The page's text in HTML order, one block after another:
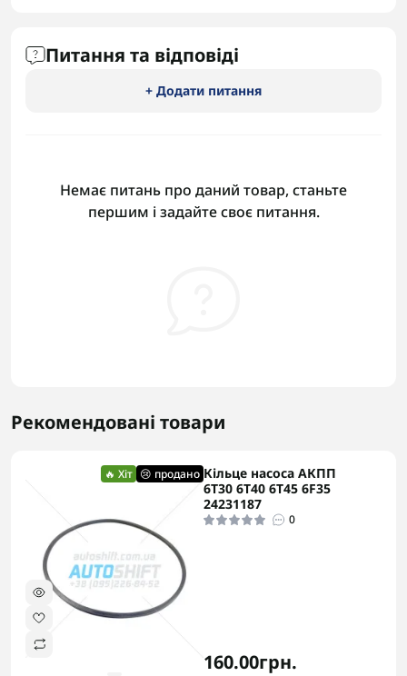
Питання та відповіді
+ Додати питання
Немає питань про даний товар, станьте
першим і задайте своє питання.
Рекомендовані товари
🔥 Хіт 😢 продано Кільце насоса АКПП
6T30 6T40 6T45 6F35
24231187
0
160.00грн.